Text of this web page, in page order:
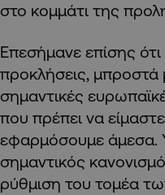
στο κομμάτι της
Επεσήμανε επίσης
προκλήσεις, μπροστά
σημαντικές
που πρέπει να
εφαρμόσουμε άμεσα.
σημαντικός
ρύθμιση του τομέα